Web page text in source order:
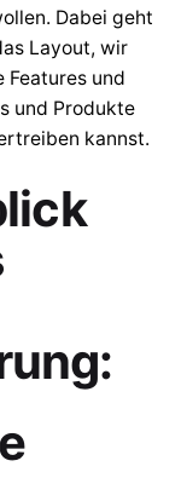
Dabei geht
Layout, wir
und
und Produkte
kannst.